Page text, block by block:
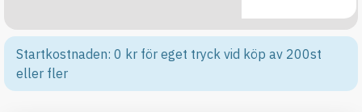
Startkostnaden: 0 kr för eget tryck vid köp av 200st
eller fler